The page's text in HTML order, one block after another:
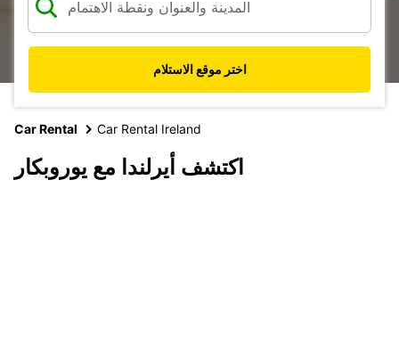
اختر موقع الاستلام
Car Rental Car Rental Ireland
اكتشف أيرلندا مع يوروبكار